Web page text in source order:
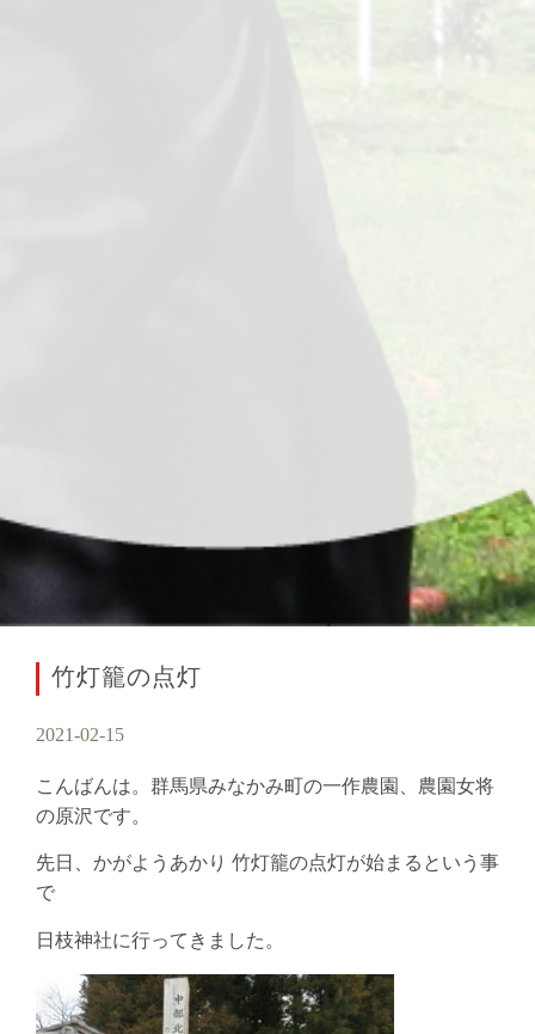
竹灯籠の点灯
2021-02-15
こんばんは。群馬県みなかみ町の一作農園、農園女将
の原沢です。
先日、かがようあかり 竹灯籠の点灯が始まるという事
で
日枝神社に行ってきました。